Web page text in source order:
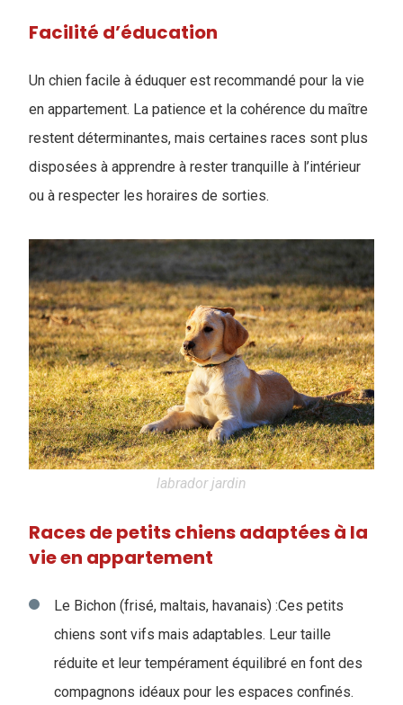
Facilité d’éducation
Un chien facile à éduquer est recommandé pour la vie
en appartement. La patience et la cohérence du maître
restent déterminantes, mais certaines races sont plus
disposées à apprendre à rester tranquille à l’intérieur
ou à respecter les horaires de sorties.
labrador jardin
Races de petits chiens adaptées à la
vie en appartement
Le Bichon (frisé, maltais, havanais) :Ces petits
chiens sont vifs mais adaptables. Leur taille
réduite et leur tempérament équilibré en font des
compagnons idéaux pour les espaces confinés.